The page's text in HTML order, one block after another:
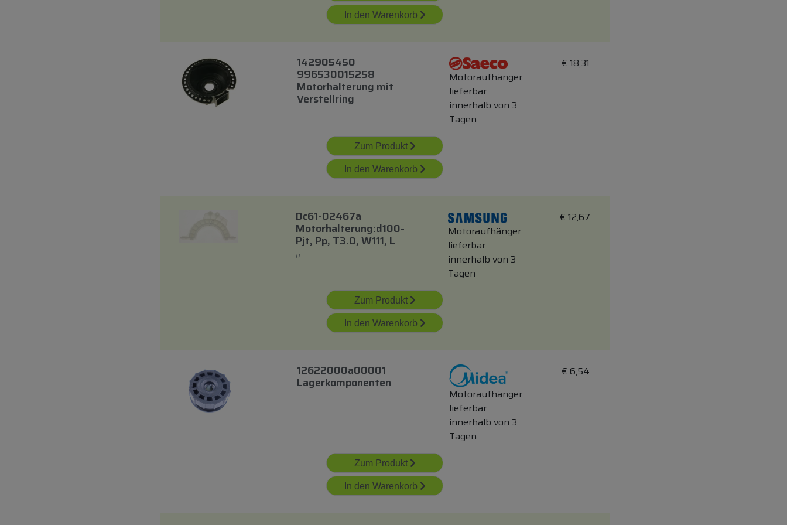
In den Warenkorb
142905450
996530015258
Motorhalterung mit
Verstellring
Motoraufhänger
lieferbar
innerhalb von 3
Tagen
€ 18,31
Zum Produkt
In den Warenkorb
Dc61-02467a
Motorhalterung:d100-
Pjt, Pp, T3.0, W111, L
U
Motoraufhänger
lieferbar
innerhalb von 3
Tagen
€ 12,67
Zum Produkt
In den Warenkorb
12622000a00001
Lagerkomponenten
Motoraufhänger
lieferbar
innerhalb von 3
Tagen
€ 6,54
Zum Produkt
In den Warenkorb